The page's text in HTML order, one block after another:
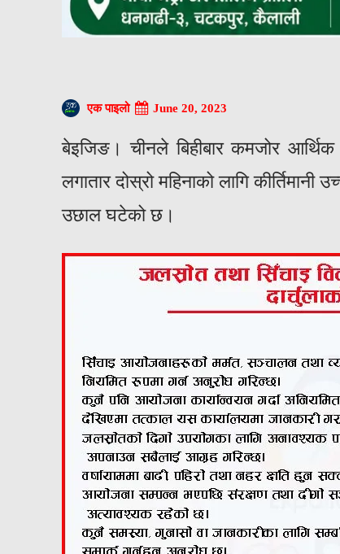
एक पाइलो June 20, 2023
बेइजिङ। चीनले बिहीबार कमजोर
लगातार दोस्रो महिनाको लागि
उछाल घटेको छ।